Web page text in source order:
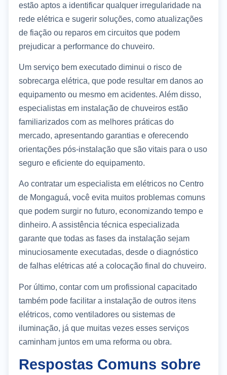
estão aptos a identificar qualquer irregularidade na
rede elétrica e sugerir soluções, como atualizações
de fiação ou reparos em circuitos que podem
prejudicar a performance do chuveiro.
Um serviço bem executado diminui o risco de
sobrecarga elétrica, que pode resultar em danos ao
equipamento ou mesmo em acidentes. Além disso,
especialistas em instalação de chuveiros estão
familiarizados com as melhores práticas do
mercado, apresentando garantias e oferecendo
orientações pós-instalação que são vitais para o uso
seguro e eficiente do equipamento.
Ao contratar um especialista em elétricos no Centro
de Mongaguá, você evita muitos problemas comuns
que podem surgir no futuro, economizando tempo e
dinheiro. A assistência técnica especializada
garante que todas as fases da instalação sejam
minuciosamente executadas, desde o diagnóstico
de falhas elétricas até a colocação final do chuveiro.
Por último, contar com um profissional capacitado
também pode facilitar a instalação de outros itens
elétricos, como ventiladores ou sistemas de
iluminação, já que muitas vezes esses serviços
caminham juntos em uma reforma ou obra.
Respostas Comuns sobre